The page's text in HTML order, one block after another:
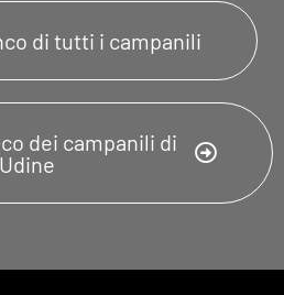
di tutti i campanili
dei campanili di
Udine